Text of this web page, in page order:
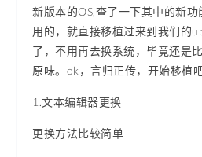
新版本的OS,查了一下其中的新
用的，就直接移植过来到我们的
了，不用再去换系统，毕竟还是
原味。ok，言归正传，开始移植吧
1.文本编辑器更换
更换方法比较简单